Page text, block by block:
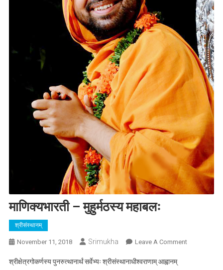
माणिक्यभारती – मुहुर्मठस्य महाबलः
श्रीसंस्थानम्
November 11, 2018 Srimukha Leave A CommentOn
श्रीक्षेत्रगोकर्णस्य पुनरुत्थानार्थं सर्वेभ्यः श्रीसंस्थानाधीश्वराणाम् आह्वानम्